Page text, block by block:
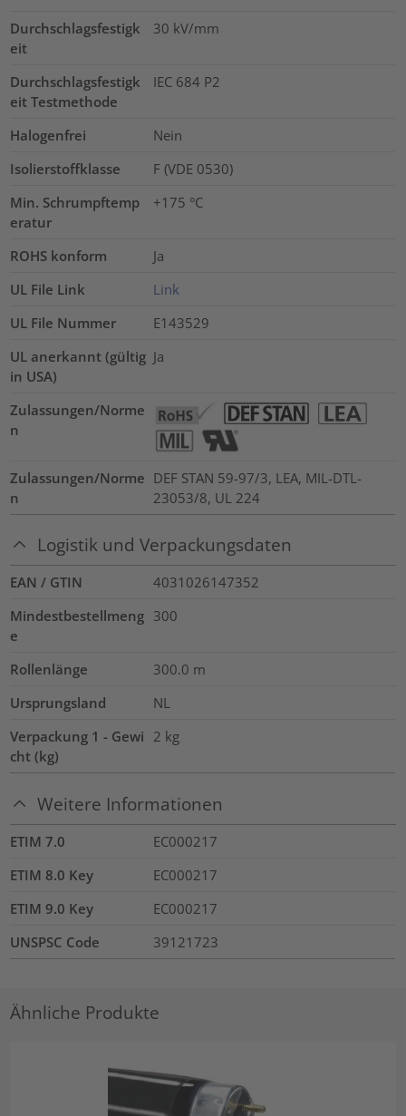
Durchschlagsfestigk
eit
30 kV/mm
Durchschlagsfestigk
eit Testmethode
IEC 684 P2
Halogenfrei
Nein
Isolierstoffklasse
F (VDE 0530)
Min. Schrumpftemp
eratur
+175 °C
ROHS konform
Ja
UL File Link
Link
UL File Nummer
E143529
UL anerkannt (gültig
in USA)
Ja
Zulassungen/Norme
n
Zulassungen/Norme
n
DEF STAN 59-97/3, LEA, MIL-DTL-
23053/8, UL 224
Logistik und Verpackungsdaten
EAN / GTIN
4031026147352
Mindestbestellmeng
e
300
Rollenlänge 300.0 m
Ursprungsland
NL
Verpackung 1 - Gewi
cht (kg)
2 kg
Weitere Informationen
ETIM 7.0
EC000217
ETIM 8.0 Key
EC000217
ETIM 9.0 Key
EC000217
UNSPSC Code
39121723
Ähnliche Produkte